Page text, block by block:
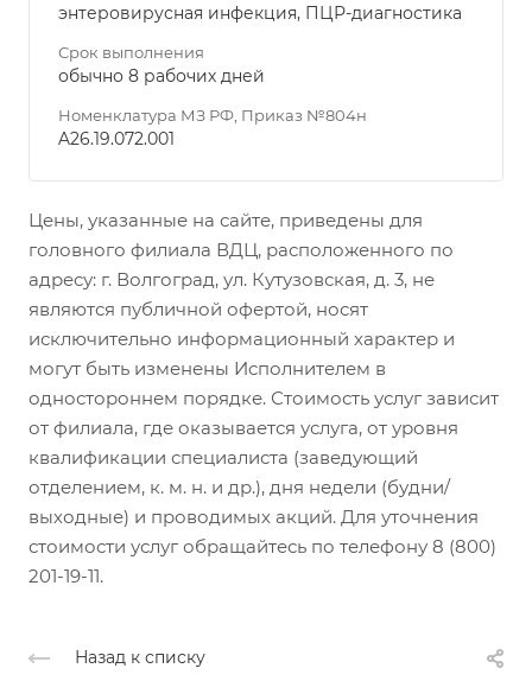
энтеровирусная инфекция, ПЦР-диагностика
Срок выполнения
обычно 8 рабочих дней
Номенклатура МЗ РФ, Приказ №804н
A26.19.072.001
Цены, указанные на сайте, приведены для
головного филиала ВДЦ, расположенного по
адресу: г. Волгоград, ул. Кутузовская, д. 3, не
являются публичной офертой, носят
исключительно информационный характер и
могут быть изменены Исполнителем в
одностороннем порядке. Стоимость услуг зависит
от филиала, где оказывается услуга, от уровня
квалификации специалиста (заведующий
отделением, к. м. н. и др.), дня недели (будни/
выходные) и проводимых акций. Для уточнения
стоимости услуг обращайтесь по телефону 8 (800)
201-19-11.
Назад к списку